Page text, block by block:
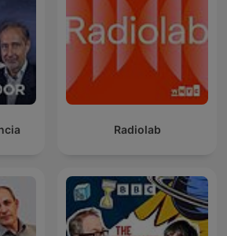
Radiolab